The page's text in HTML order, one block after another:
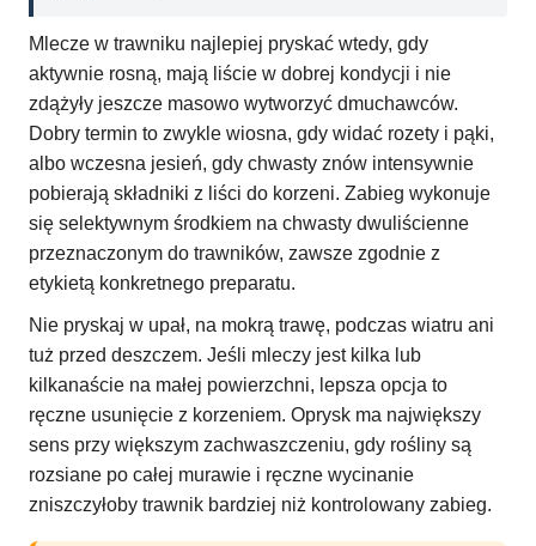
Mlecze w trawniku najlepiej pryskać wtedy, gdy
aktywnie rosną, mają liście w dobrej kondycji i nie
zdążyły jeszcze masowo wytworzyć dmuchawców.
Dobry termin to zwykle wiosna, gdy widać rozety i pąki,
albo wczesna jesień, gdy chwasty znów intensywnie
pobierają składniki z liści do korzeni. Zabieg wykonuje
się selektywnym środkiem na chwasty dwuliścienne
przeznaczonym do trawników, zawsze zgodnie z
etykietą konkretnego preparatu.
Nie pryskaj w upał, na mokrą trawę, podczas wiatru ani
tuż przed deszczem. Jeśli mleczy jest kilka lub
kilkanaście na małej powierzchni, lepsza opcja to
ręczne usunięcie z korzeniem. Oprysk ma największy
sens przy większym zachwaszczeniu, gdy rośliny są
rozsiane po całej murawie i ręczne wycinanie
zniszczyłoby trawnik bardziej niż kontrolowany zabieg.